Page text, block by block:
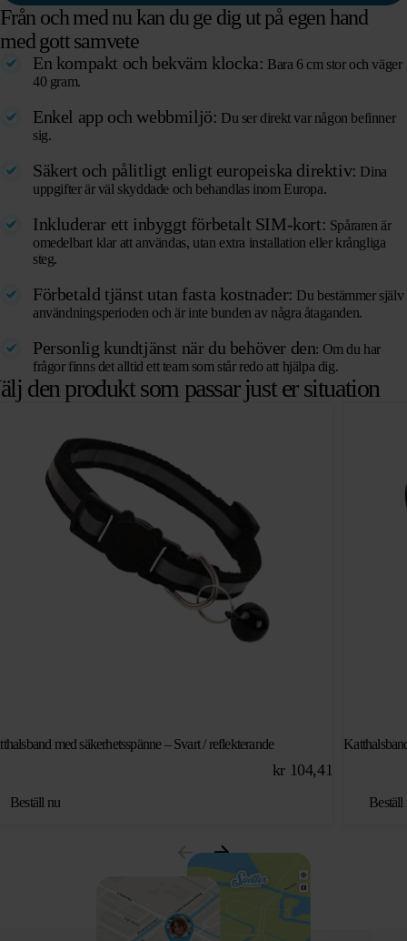
Från och med nu kan du ge dig ut på egen hand
med gott samvete
En kompakt och bekväm klocka: Bara 6 cm stor och väger
40 gram.
Enkel app och webbmiljö: Du ser direkt var någon befinner
sig.
Säkert och pålitligt enligt europeiska direktiv: Dina
uppgifter är väl skyddade och behandlas inom Europa.
Inkluderar ett inbyggt förbetalt SIM-kort: Spåraren är
omedelbart klar att användas, utan extra installation eller krångliga
steg.
Förbetald tjänst utan fasta kostnader: Du bestämmer själv
användningsperioden och är inte bunden av några åtaganden.
Personlig kundtjänst när du behöver den: Om du har
frågor finns det alltid ett team som står redo att hjälpa dig.
den produkt som passar just er situation
med säkerhetsspänne – Svart / reflekterande
kr104,41
Beställ nu Beställ